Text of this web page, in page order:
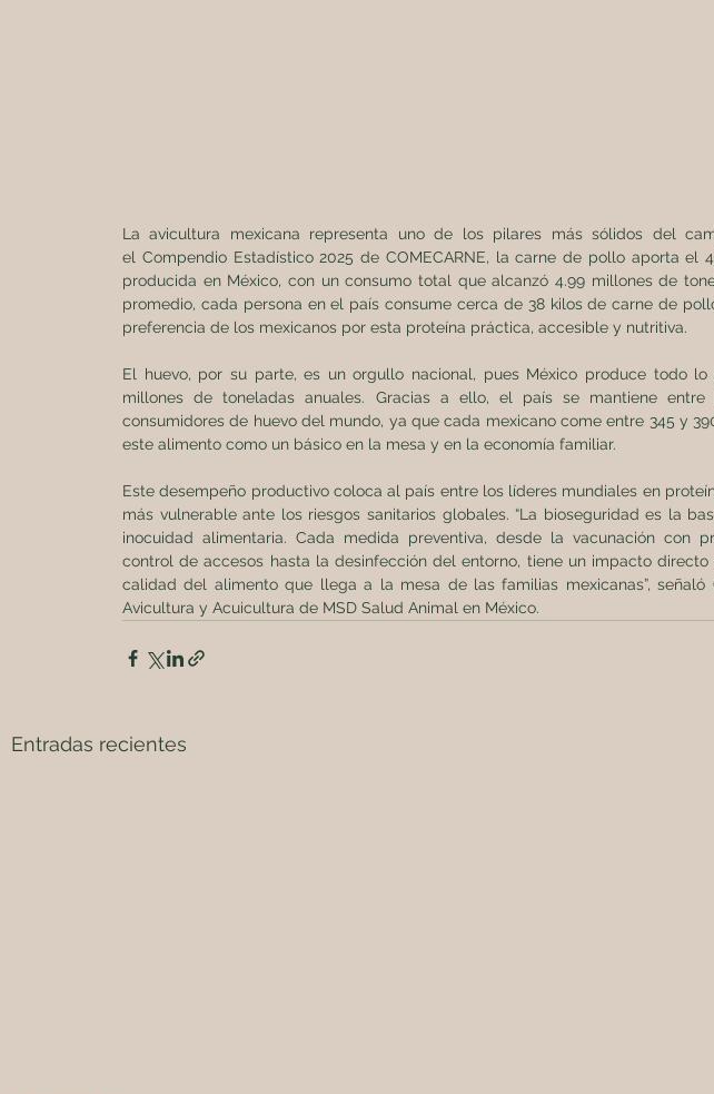
La avicultura mexicana representa uno de los pilares más sólidos del
el Compendio Estadístico 2025 de COMECARNE, la carne de pollo aporta el
producida en México, con un consumo total que alcanzó 4.99 millones de
promedio, cada persona en el país consume cerca de 38 kilos de carne de
preferencia de los mexicanos por esta proteína práctica, accesible y nutritiva.
El huevo, por su parte, es un orgullo nacional, pues México produce todo
millones de toneladas anuales. Gracias a ello, el país se mantiene
consumidores de huevo del mundo, ya que cada mexicano come entre 345 y
este alimento como un básico en la mesa y en la economía familiar.
Este desempeño productivo coloca al país entre los líderes mundiales en
más vulnerable ante los riesgos sanitarios globales. “La bioseguridad es la
inocuidad alimentaria. Cada medida preventiva, desde la vacunación con
control de accesos hasta la desinfección del entorno, tiene un impacto
calidad del alimento que llega a la mesa de las familias mexicanas”, señaló
Avicultura y Acuicultura de MSD Salud Animal en México.
Entradas recientes